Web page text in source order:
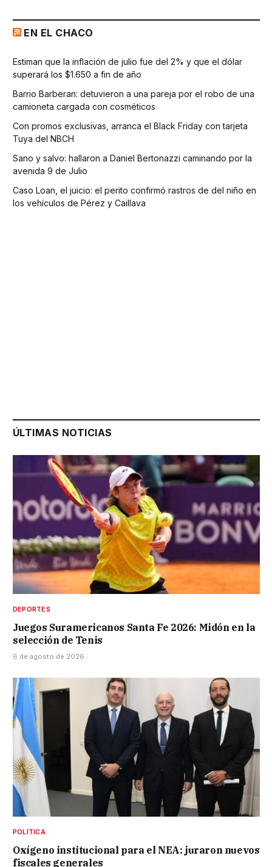
EN EL CHACO
Estiman que la inflación de julio fue del 2% y que el dólar
superará los $1.650 a fin de año
Barrio Barberan: detuvieron a una pareja por el robo de una
camioneta cargada con cosméticos
Con promos exclusivas, arranca el Black Friday con tarjeta
Tuya del NBCH
Sano y salvo: hallaron a Daniel Bertonazzi caminando por la
avenida 9 de Julio
Caso Loan, el juicio: el perito confirmó rastros de del niño en
los vehículos de Pérez y Caillava
ÚLTIMAS NOTICIAS
DEPORTES
Juegos Suramericanos Santa Fe 2026: Midón en la
selección de Tenis
6 de agosto de 2026
POLÍTICA
Oxígeno institucional para el NEA: juraron nuevos
fiscales generales